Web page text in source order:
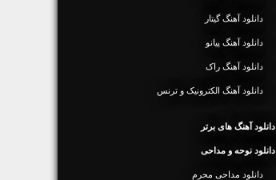
دانلود آهنگ گیتار
دانلود آهنگ پیانو
دانلود آهنگ راک
دانلود آهنگ الکترونیک و ترنس
دانلود آهنگ های برتر
دانلود نوحه و مداحی
دانلود مداحی محرم